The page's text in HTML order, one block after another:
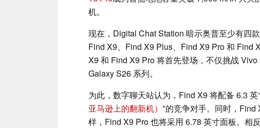
机。
现在，Digital Chat Station 暗示奥普至少有四
Find X9、Find X9 Plus、Find X9 Pro 和 Find
X9 和 Find X9 Pro 将首先登场，不仅挑战
Galaxy S26 系列。
为此，数字聊天站认为，Find X9 将配备 6.3
亚马逊上的翻新机）
的竞争对手。同时，Find
样，Find X9 Pro 也将采用 6.78 英寸面板。相